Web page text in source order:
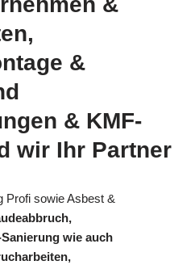
&
& KMF-
wir Ihr Partner
Profi sowie Asbest &
wie auch